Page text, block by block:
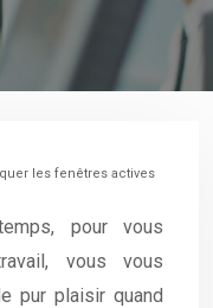
les fenêtres actives
pour vous
vous vous
pur plaisir quand